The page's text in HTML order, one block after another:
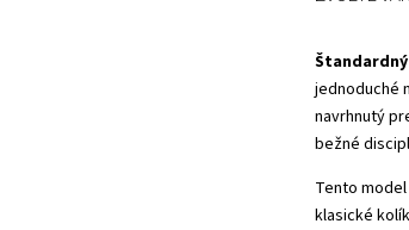
jednoduché
navrhnutý
bežné
Tento
klasické